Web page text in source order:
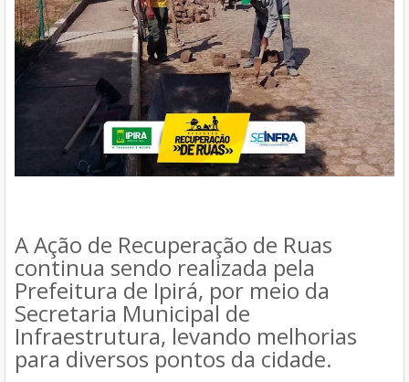
A Ação de Recuperação de Ruas
continua sendo realizada pela
Prefeitura de Ipirá, por meio da
Secretaria Municipal de
Infraestrutura, levando melhorias
para diversos pontos da cidade.